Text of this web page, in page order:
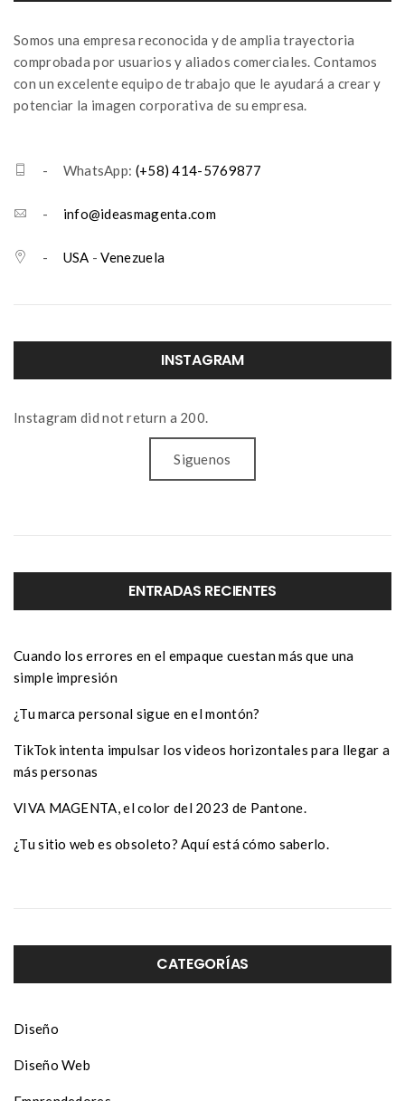
Somos una empresa reconocida y de amplia trayectoria
comprobada por usuarios y aliados comerciales. Contamos
con un excelente equipo de trabajo que le ayudará a crear y
potenciar la imagen corporativa de su empresa.
- WhatsApp: (+58) 414-5769877
- info@ideasmagenta.com
- USA -Venezuela
INSTAGRAM
Instagram did not return a 200.
Siguenos
ENTRADAS RECIENTES
Cuando los errores en el empaque cuestan más que una
simple impresión
¿Tu marca personal sigue en el montón?
TikTok intenta impulsar los videos horizontales para llegar a
más personas
VIVA MAGENTA, el color del 2023 de Pantone.
¿Tu sitio web es obsoleto? Aquí está cómo saberlo.
CATEGORÍAS
Diseño
Diseño Web